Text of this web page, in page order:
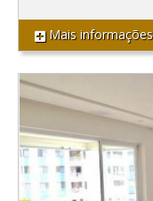
Mais informações